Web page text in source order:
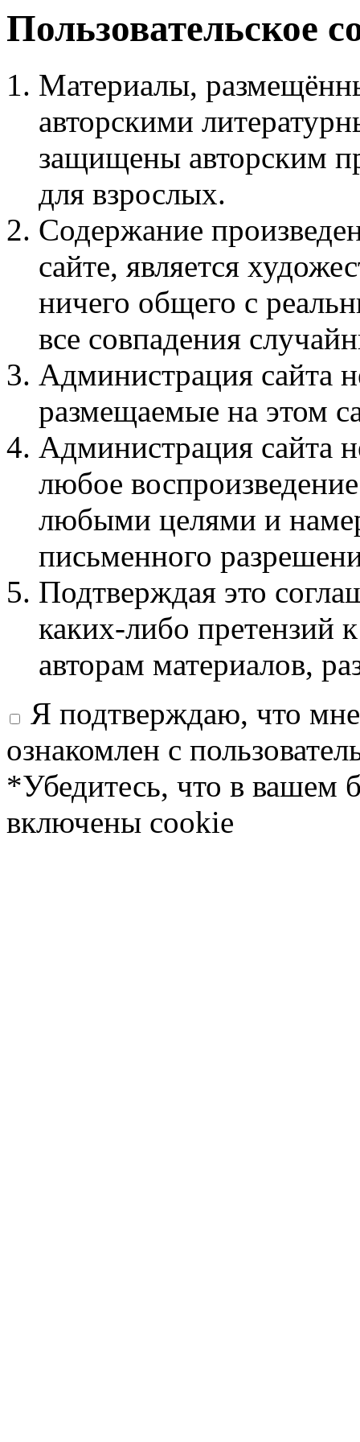
Пользовательское
Материалы,
авторскими
защищены авторским
для взрослых.
Содержание
сайте, является
ничего общего с
все совпадения
Администрация сайта
размещаемые на этом
Администрация сайта
любое
любыми целями и
письменного
Подтверждая это
каких-либо претензий
авторам материалов,
Я подтверждаю, что
ознакомлен с
*Убедитесь, что в вашем
включены cookie